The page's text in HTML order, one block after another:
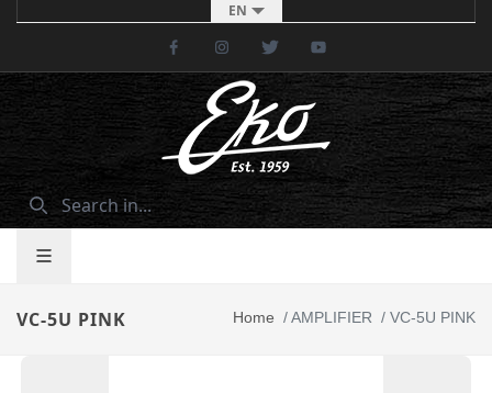
EN
FacebookInstagramTwitter
VC-5U PINK Home /AMPLIFIER / VC-5U PINK